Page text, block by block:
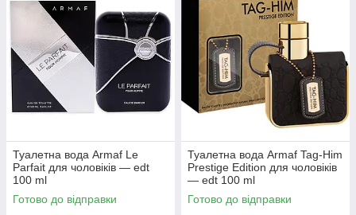
Туалетна вода Armaf Le
Parfait для чоловіків — edt
100 ml
Готово до відправки
Туалетна вода Armaf Tag-Him
Prestige Edition для чоловіків
— edt 100 ml
Готово до відправки